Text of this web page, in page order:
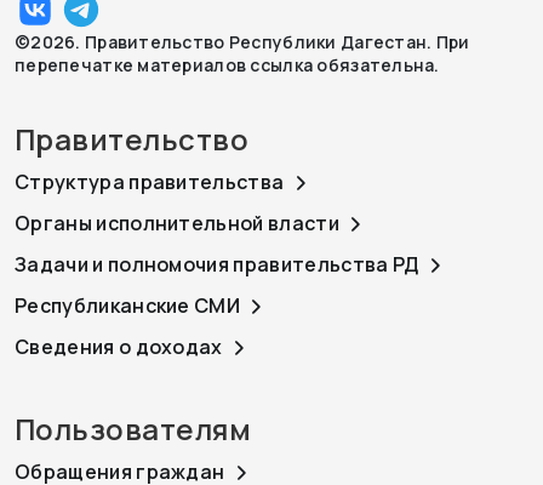
©2026. Правительство Республики Дагестан. При
перепечатке материалов ссылка обязательна.
Правительство
Структура правительства
Органы исполнительной власти
Задачи и полномочия правительства РД
Республиканские СМИ
Сведения о доходах
Пользователям
Обращения граждан